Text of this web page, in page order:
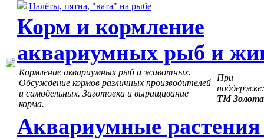
Налёты, пятна, "вата" на рыбе
Корм и кормление
аквариумных рыб и
Кормление аквариумных рыб и животных.
Обсуждение кормов различных производителей
и самодельных. Заготовка и выращивание
корма.
При
поддержке:
ТМ
Аквариумные